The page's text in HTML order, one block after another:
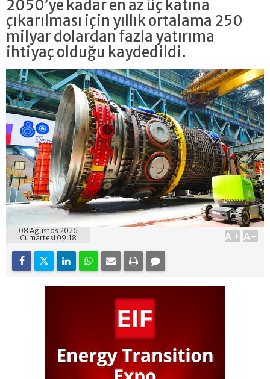
2050’ye kadar en az üç katına
çıkarılması için yıllık ortalama 250
milyar dolardan fazla yatırıma
ihtiyaç olduğu kaydedildi.
08 Ağustos 2026
Cumartesi 09:18
A+ A-